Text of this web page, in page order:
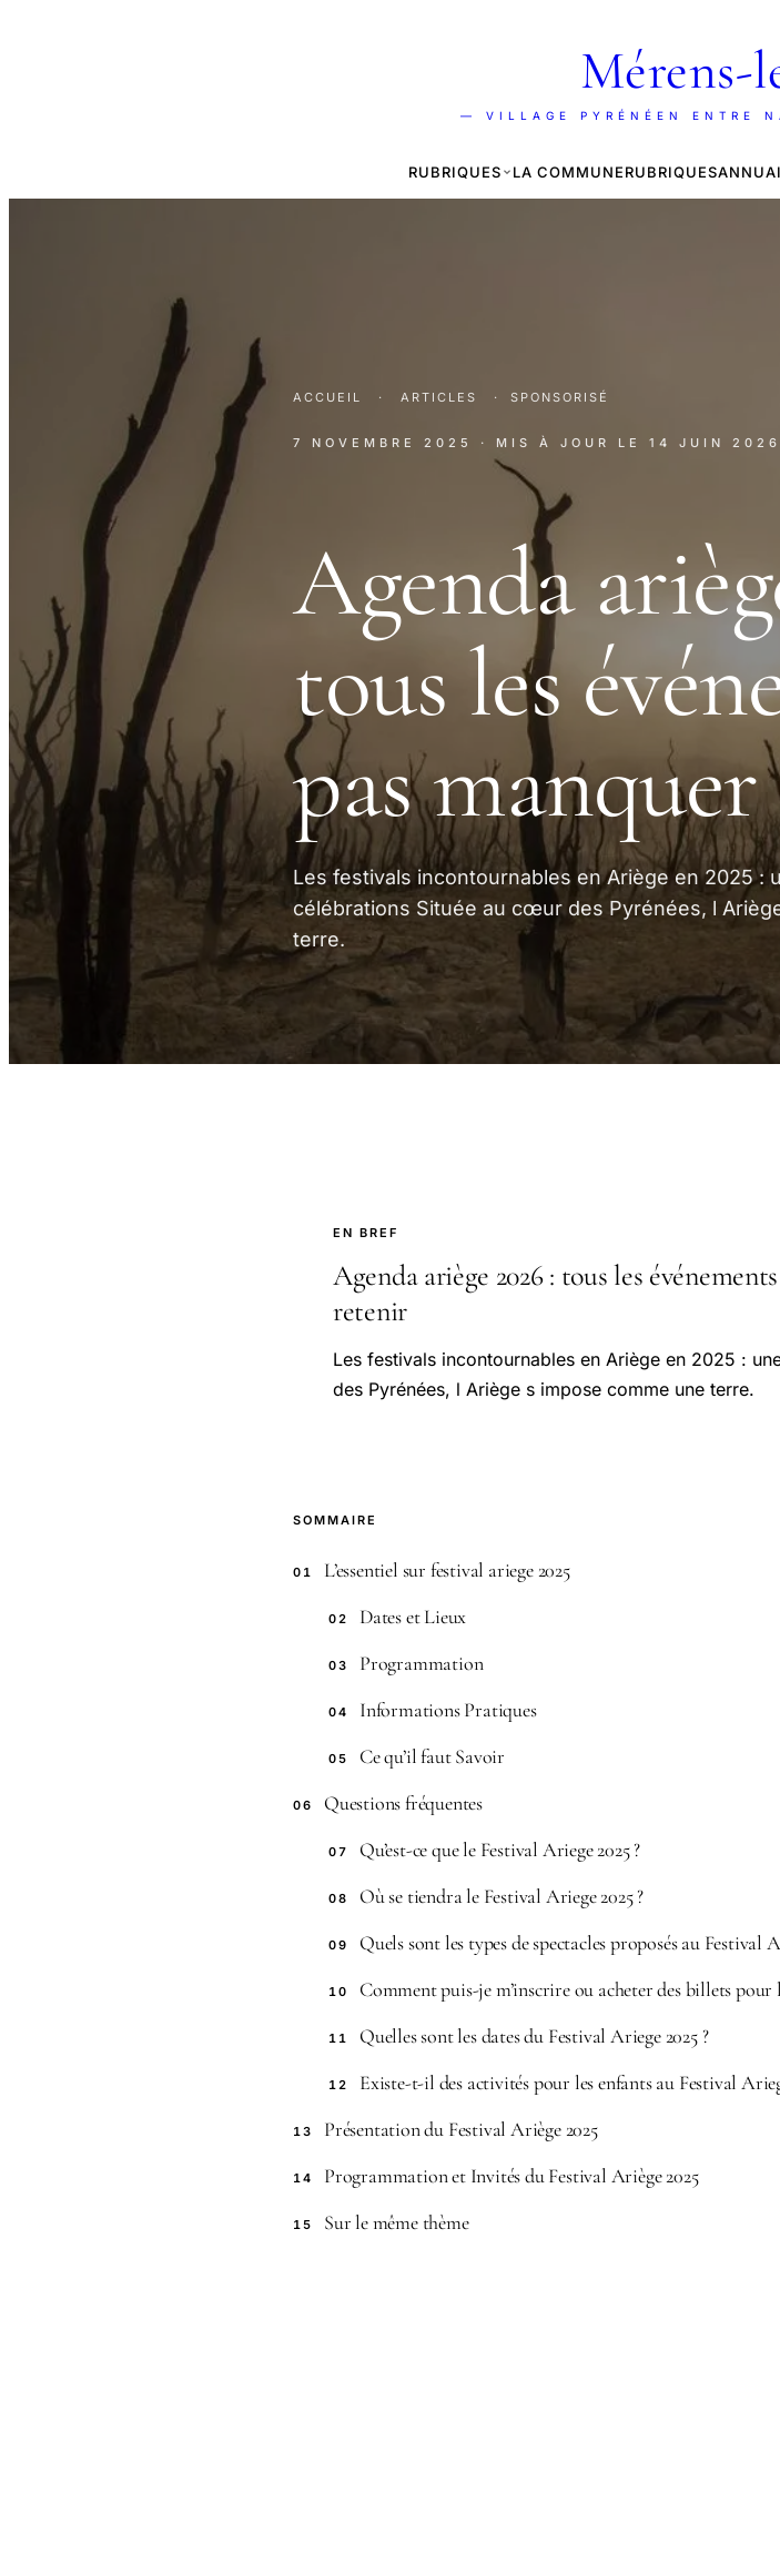
Mérens-
— VILLAGE PYRÉNÉEN ENTRE
RUBRIQUES LA COMMUNERUBRIQUES
ACCUEIL · ARTICLES · SPONSORISÉ
7 NOVEMBRE 2025 · MIS À JOUR LE 14 JUIN 2026
Agenda
tous les
pas manquer
Les festivals incontournables en Ariège en 2025 :
célébrations Située au cœur des Pyrénées, l
terre.
EN BREF
Agenda ariège 2026 : tous les
retenir
Les festivals incontournables en Ariège en 2025 :
des Pyrénées, l Ariège s impose comme une terre.
SOMMAIRE
01 L’essentiel sur festival ariege 2025
02 Dates et Lieux
03 Programmation
04 Informations Pratiques
05 Ce qu’il faut Savoir
06 Questions fréquentes
07 Qu’est-ce que le Festival Ariege 2025 ?
08 Où se tiendra le Festival Ariege 2025 ?
09 Quels sont les types de spectacles proposés au Festival
10 Comment puis-je m’inscrire ou acheter des billets pour
11 Quelles sont les dates du Festival Ariege 2025 ?
12 Existe-t-il des activités pour les enfants au Festival
13 Présentation du Festival Ariège 2025
14 Programmation et Invités du Festival Ariège 2025
15 Sur le même thème